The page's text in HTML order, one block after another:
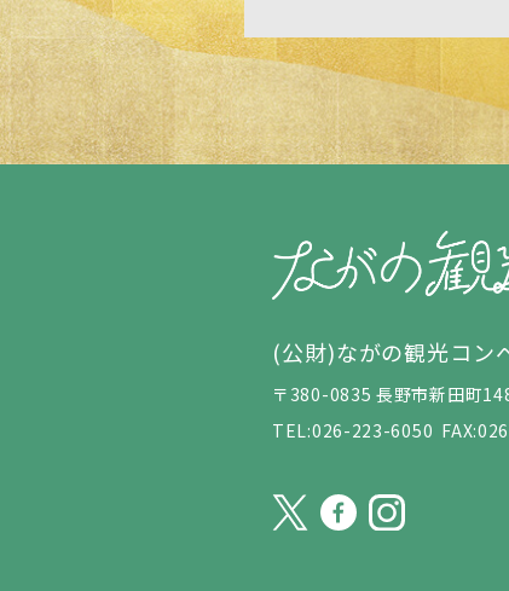
(公財)ながの観光コン
〒380-0835 長野市新田町
TEL:026-223-6050